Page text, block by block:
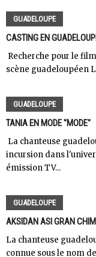
GUADELOUPE
CASTING EN
Recherche pour le
scène guadeloupéen
GUADELOUPE
TANIA EN MODE "MODE"
La chanteuse
incursion dans
émission TV...
GUADELOUPE
AKSIDAN ASI GRAN
La chanteuse
connue sous le nom